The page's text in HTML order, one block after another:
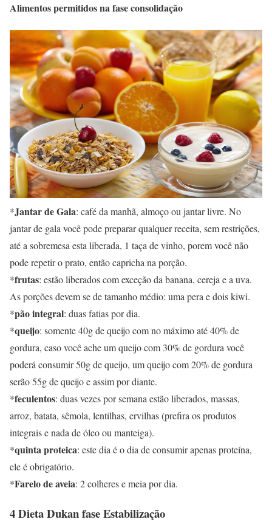
Alimentos permitidos na fase consolidação
*Jantar de Gala: café da manhã, almoço ou jantar livre. No
jantar de gala você pode preparar qualquer receita, sem restrições,
até a sobremesa esta liberada, 1 taça de vinho, porem você não
pode repetir o prato, então capricha na porção.
*frutas: estão liberados com exceção da banana, cereja e a uva.
As porções devem se de tamanho médio: uma pera e dois kiwi.
*pão integral: duas fatias por dia.
*queijo: somente 40g de queijo com no máximo até 40% de
gordura, caso você ache um queijo com 30% de gordura você
poderá consumir 50g de queijo, um queijo com 20% de gordura
serão 55g de queijo e assim por diante.
*feculentos: duas vezes por semana estão liberados, massas,
arroz, batata, sêmola, lentilhas, ervilhas (prefira os produtos
integrais e nada de óleo ou manteiga).
*quinta proteica: este dia é o dia de consumir apenas proteína,
ele é obrigatório.
*Farelo de aveia: 2 colheres e meia por dia.
4 Dieta Dukan fase Estabilização